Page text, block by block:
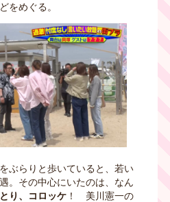
をめぐる。
ぶらりと歩いていると、若い
。その中心にいたのは、なん
り、コロッケ！ 美川憲一の